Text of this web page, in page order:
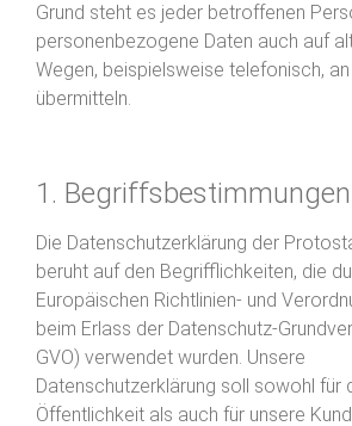
Grund steht es jeder betroffenen
personenbezogene Daten auch auf
Wegen, beispielsweise telefonisch, an
übermitteln.
1. Begriffsbestimmungen
Die Datenschutzerklärung der
beruht auf den Begrifflichkeiten, die
Europäischen Richtlinien- und
beim Erlass der Datenschutz-
GVO) verwendet wurden. Unsere
Datenschutzerklärung soll sowohl für
Öffentlichkeit als auch für unsere